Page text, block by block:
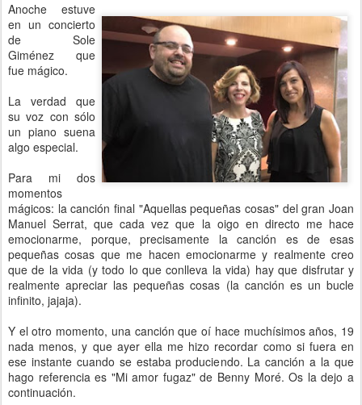
Anoche estuve
en un concierto
de Sole
Giménez que
fue mágico.
La verdad que
su voz con sólo
un piano suena
algo especial.
Para mi dos
momentos
mágicos: la canción final "Aquellas pequeñas cosas" del gran Joan
Manuel Serrat, que cada vez que la oigo en directo me hace
emocionarme, porque, precisamente la canción es de esas
pequeñas cosas que me hacen emocionarme y realmente creo
que de la vida (y todo lo que conlleva la vida) hay que disfrutar y
realmente apreciar las pequeñas cosas (la canción es un bucle
infinito, jajaja).
Y el otro momento, una canción que oí hace muchísimos años, 19
nada menos, y que ayer ella me hizo recordar como si fuera en
ese instante cuando se estaba produciendo. La canción a la que
hago referencia es "Mi amor fugaz" de Benny Moré. Os la dejo a
continuación.